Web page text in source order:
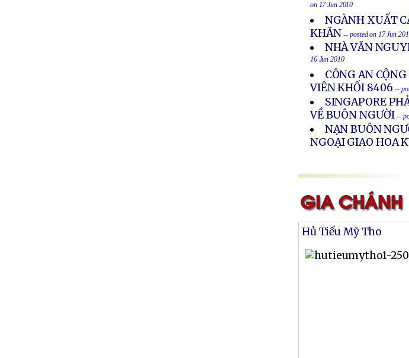
on 17 Jun 2010
NGÀNH XUẤT
KHĂN -- posted on 17 Jun
NHÀ VĂN
16 Jun 2010
CÔNG AN
VIÊN KHỐI 8406 --
SINGAPORE
VỀ BUÔN NGƯỜI --
NẠN BUÔN
NGOẠI GIAO HOA
Hủ Tiếu Mỹ Tho